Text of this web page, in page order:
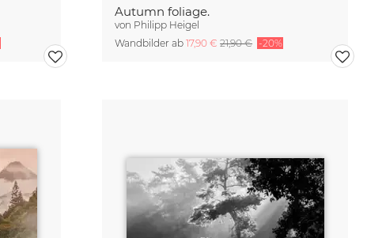
Autumn foliage.
von Philipp Heigel
Wandbilder ab17,90 €21,90 € -20%